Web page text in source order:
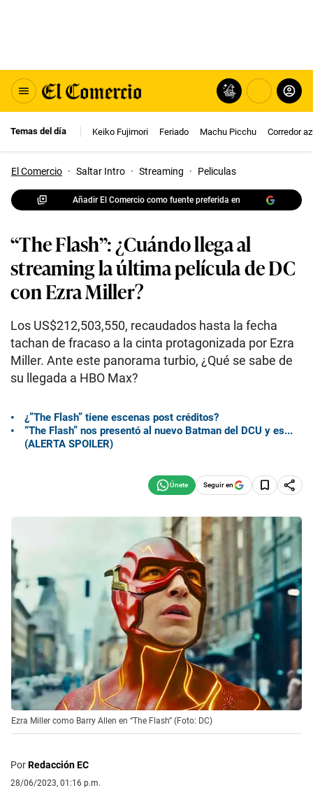
Temas del día Keiko Fujimori Feriado Machu Picchu Corredor
El Comercio · Saltar Intro · Streaming · Peliculas
Añadir El Comercio como fuente preferida en
“The Flash”: ¿Cuándo llega al
streaming la última película de DC
con Ezra Miller?
Los US$212,503,550, recaudados hasta la fecha
tachan de fracaso a la cinta protagonizada por Ezra
Miller. Ante este panorama turbio, ¿Qué se sabe de
su llegada a HBO Max?
¿”The Flash” tiene escenas post créditos?
“The Flash” nos presentó al nuevo Batman del DCU y es...
(ALERTA SPOILER)
Seguir en
Ezra Miller como Barry Allen en “The Flash” (Foto: DC)
PorRedacción EC
28/06/2023, 01:16 p.m.